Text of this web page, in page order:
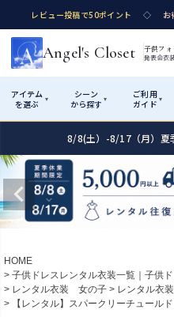
レビュー投稿で50ポイント ◇ お
Angel's Closet 子供フ
発表会衣
アイテム
を選ぶ
▾
シーン
から探す ▾
ご利用
ガイド ▾
Shop by Category
カテゴリ詳細→
Rentalレンタル
Shop by Occasion
性別・サイ
How It Works
Startはじめに
01
02 サイズの選び方
測り方と目安
Visit Us8/8(土）-8/17（月）夏
HOME
子供ドレスレンタル衣装一覧｜子供
レンタル衣装 女の子
レンタル衣
【レンタル】スパークリーチュール